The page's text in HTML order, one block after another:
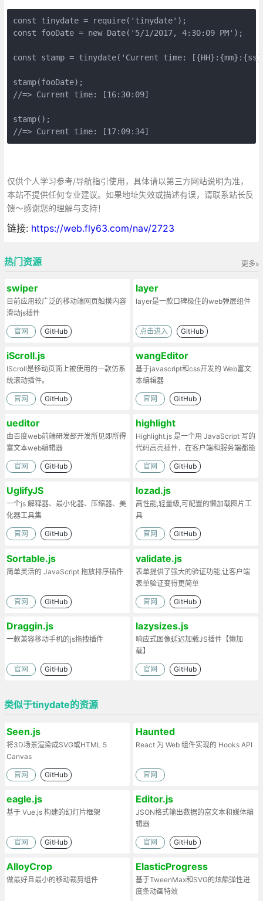
const tinydate = require('tinydate');
const fooDate = new Date('5/1/2017, 4:30:09 PM');
const stamp = tinydate('Current time:
stamp(fooDate);
//=> Current time: [16:30:09]
stamp();
//=> Current time: [17:09:34]
仅供个人学习参考/导航指引使用，具体请以第三方网站说明为准，
本站不提供任何专业建议。如果地址失效或描述有误，请联系站长反
馈～感谢您的理解与支持！
链接: https://web.fly63.com/nav/2723
更多»
热门资源
swiper
目前应用较广泛的移动端网页触摸内容
滑动js插件
官网 GitHub
layer
layer是一款口碑极佳的web弹层组件
点击进入 GitHub
iScroll.js
IScroll是移动页面上被使用的一款仿系
统滚动插件。
官网 GitHub
wangEditor
基于javascript和css开发的 Web富文
本编辑器
官网 GitHub
ueditor
由百度web前端研发部开发所见即所得
富文本web编辑器
官网 GitHub
highlight
Highlight.js 是一个用 JavaScript 写的
代码高亮插件，在客户端和服务端都能
工作。
官网 GitHub
UglifyJS
一个js 解释器、最小化器、压缩器、美
化器工具集
官网 GitHub
lozad.js
高性能,轻量级,可配置的懒加载图片工
具
官网 GitHub
Sortable.js
简单灵活的 JavaScript 拖放排序插件
官网 GitHub
validate.js
表单提供了强大的验证功能,让客户端
表单验证变得更简单
官网 GitHub
Draggin.js
一款兼容移动手机的js拖拽插件
官网 GitHub
lazysizes.js
响应式图像延迟加载JS插件【懒加
载】
官网 GitHub
类似于tinydate的资源
Seen.js
将3D场景渲染成SVG或HTML 5
Canvas
官网 GitHub
Haunted
React 为 Web 组件实现的 Hooks API
官网
eagle.js
基于 Vue.js 构建的幻灯片框架
官网 GitHub
Editor.js
JSON格式输出数据的富文本和媒体编
辑器
官网 GitHub
AlloyCrop
做最好且最小的移动裁剪组件
ElasticProgress
基于TweenMax和SVG的炫酷弹性进
度条动画特效